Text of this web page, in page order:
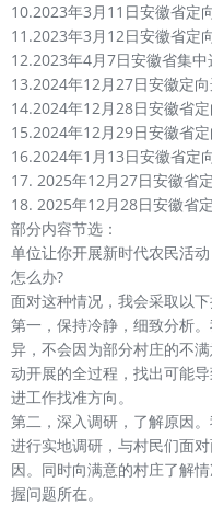
10.2023年3月11日安徽省定
11.2023年3月12日安徽省定
12.2023年4月7日安徽省集
13.2024年12月27日安徽定
14.2024年12月28日安徽省
15.2024年12月29日安徽省
16.2024年1月13日安徽省定
17. 2025年12月27日安徽省
18. 2025年12月28日安徽省
部分内容节选：
单位让你开展新时代农民活
怎么办?
面对这种情况，我会采取以下
第一，保持冷静，细致分析
异，不会因为部分村庄的不
动开展的全过程，找出可能
进工作找准方向。
第二，深入调研，了解原因
进行实地调研，与村民们面
因。同时向满意的村庄了解
握问题所在。